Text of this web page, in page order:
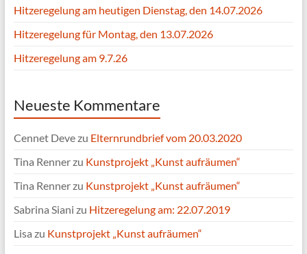
Hitzeregelung am heutigen Dienstag, den 14.07.2026
Hitzeregelung für Montag, den 13.07.2026
Hitzeregelung am 9.7.26
Neueste Kommentare
Cennet Devezu Elternrundbrief vom 20.03.2020
Tina Rennerzu Kunstprojekt „Kunst aufräumen“
Tina Rennerzu Kunstprojekt „Kunst aufräumen“
Sabrina Siani zu Hitzeregelung am: 22.07.2019
Lisa zu Kunstprojekt „Kunst aufräumen“